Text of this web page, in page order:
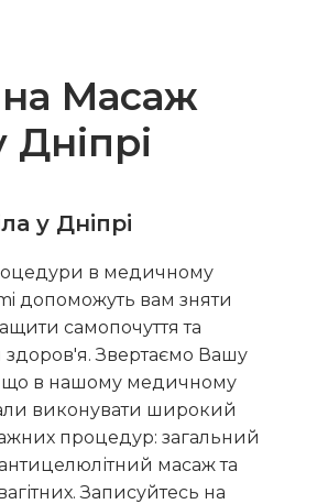
Масаж
Дніпрі
у Дніпрі
в медичному
допоможуть вам зняти
самопочуття та
здоров'я. Звертаємо Вашу
що в нашому медичному
виконувати широкий
процедур: загальний
масаж та
Записуйтесь на